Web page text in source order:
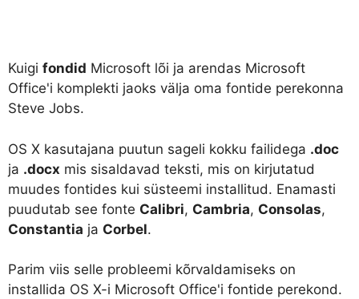
Kuigi fondid Microsoft lõi ja arendas Microsoft
Office'i komplekti jaoks välja oma fontide perekonna
Steve Jobs.
OS X kasutajana puutun sageli kokku failidega .doc
ja .docx mis sisaldavad teksti, mis on kirjutatud
muudes fontides kui süsteemi installitud. Enamasti
puudutab see fonte Calibri, Cambria, Consolas,
Constantia ja Corbel.
Parim viis selle probleemi kõrvaldamiseks on
installida OS X-i Microsoft Office'i fontide perekond.